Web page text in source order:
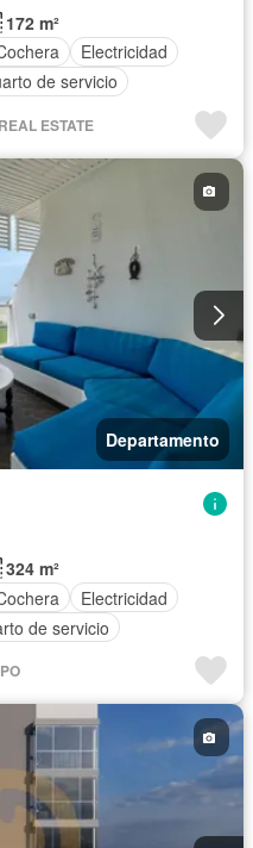
172 m²
Electricidad
de servicio
ESTATE
Departamento
324 m²
Electricidad
de servicio